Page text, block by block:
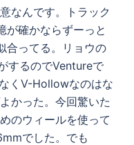
なんです。トラック
が確かならずーっと
合ってる。リョウの
するのでVentureで
くV-Hollowなのはな
かった。今回驚いた
のウィールを使って
でした。でも